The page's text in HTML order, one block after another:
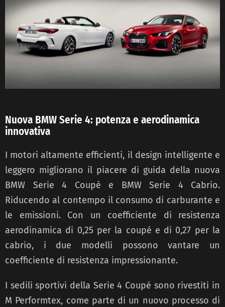
Nuova BMW Serie 4: potenza e aerodinamica
innovativa
I motori altamente efficienti, il design intelligente e
leggero migliorano il piacere di guida della nuova
BMW Serie 4 Coupé e BMW Serie 4 Cabrio.
Riducendo al contempo il consumo di carburante e
le emissioni. Con un coefficiente di resistenza
aerodinamica di 0,25 per la coupé e di 0,27 per la
cabrio, i due modelli possono vantare un
coefficiente di resistenza impressionante.
I sedili sportivi della Serie 4 Coupé sono rivestiti in
M Performtex, come parte di un nuovo processo di